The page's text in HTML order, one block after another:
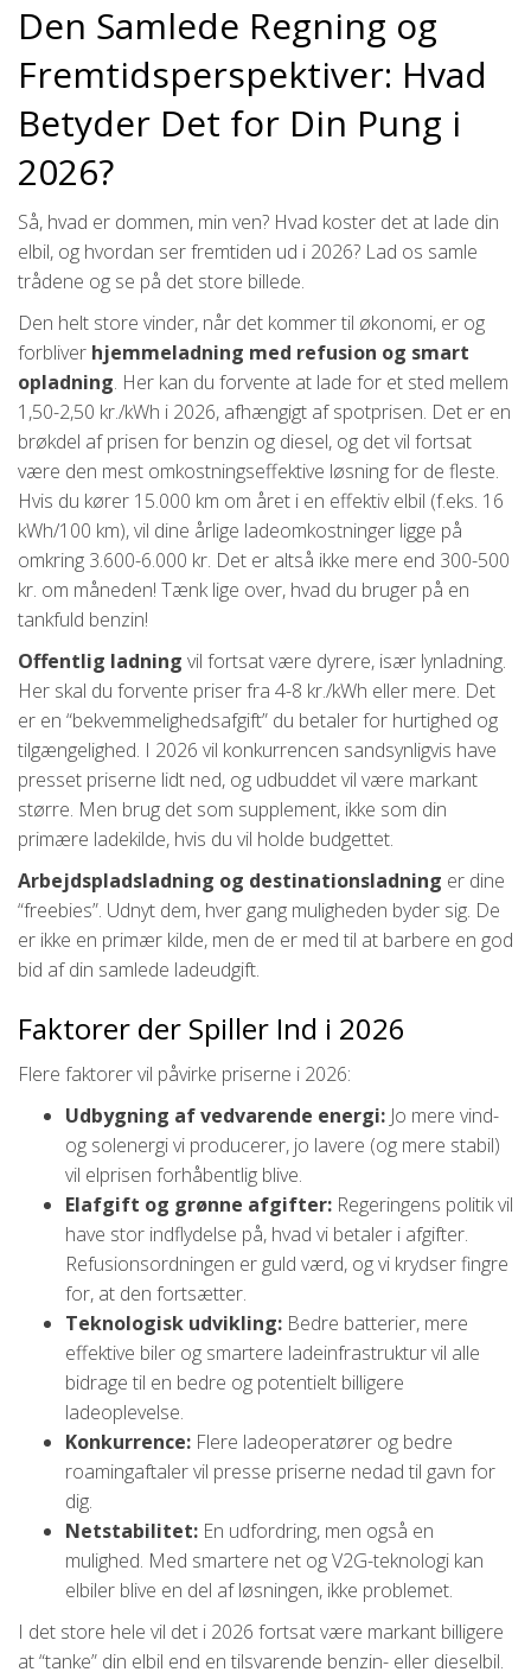
Den Samlede Regning og
Fremtidsperspektiver: Hvad
Betyder Det for Din Pung i
2026?
Så, hvad er dommen, min ven? Hvad koster det at lade din
elbil, og hvordan ser fremtiden ud i 2026? Lad os samle
trådene og se på det store billede.
Den helt store vinder, når det kommer til økonomi, er og
forbliver hjemmeladning med refusion og smart
opladning. Her kan du forvente at lade for et sted mellem
1,50-2,50 kr./kWh i 2026, afhængigt af spotprisen. Det er en
brøkdel af prisen for benzin og diesel, og det vil fortsat
være den mest omkostningseffektive løsning for de fleste.
Hvis du kører 15.000 km om året i en effektiv elbil (f.eks. 16
kWh/100 km), vil dine årlige ladeomkostninger ligge på
omkring 3.600-6.000 kr. Det er altså ikke mere end 300-500
kr. om måneden! Tænk lige over, hvad du bruger på en
tankfuld benzin!
Offentlig ladning vil fortsat være dyrere, især lynladning.
Her skal du forvente priser fra 4-8 kr./kWh eller mere. Det
er en “bekvemmelighedsafgift” du betaler for hurtighed og
tilgængelighed. I 2026 vil konkurrencen sandsynligvis have
presset priserne lidt ned, og udbuddet vil være markant
større. Men brug det som supplement, ikke som din
primære ladekilde, hvis du vil holde budgettet.
Arbejdspladsladning og destinationsladning er dine
“freebies”. Udnyt dem, hver gang muligheden byder sig. De
er ikke en primær kilde, men de er med til at barbere en god
bid af din samlede ladeudgift.
Faktorer der Spiller Ind i 2026
Flere faktorer vil påvirke priserne i 2026:
Udbygning af vedvarende energi: Jo mere vind-
og solenergi vi producerer, jo lavere (og mere stabil)
vil elprisen forhåbentlig blive.
Elafgift og grønne afgifter: Regeringens politik vil
have stor indflydelse på, hvad vi betaler i afgifter.
Refusionsordningen er guld værd, og vi krydser fingre
for, at den fortsætter.
Teknologisk udvikling: Bedre batterier, mere
effektive biler og smartere ladeinfrastruktur vil alle
bidrage til en bedre og potentielt billigere
ladeoplevelse.
Konkurrence: Flere ladeoperatører og bedre
roamingaftaler vil presse priserne nedad til gavn for
dig.
Netstabilitet: En udfordring, men også en
mulighed. Med smartere net og V2G-teknologi kan
elbiler blive en del af løsningen, ikke problemet.
I det store hele vil det i 2026 fortsat være markant billigere
at “tanke” din elbil end en tilsvarende benzin- eller dieselbil.